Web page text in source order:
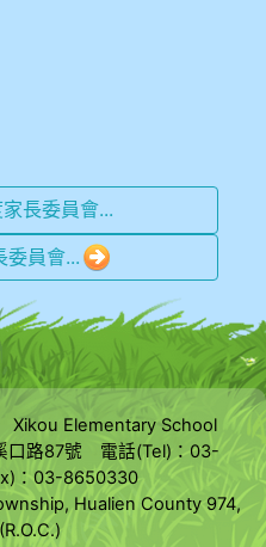
長委員會...
委員會...
Xikou Elementary School
口路87號 電話(Tel)：03-
：03-8650330
Hualien County 974,